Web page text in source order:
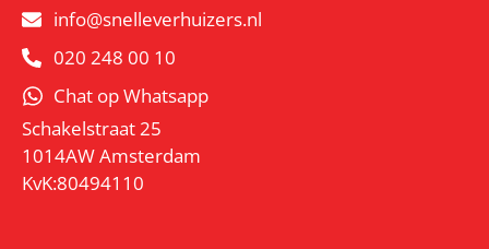
info@snelleverhuizers.nl
020 248 00 10
Chat op Whatsapp
Schakelstraat 25
1014AW Amsterdam
KvK:80494110